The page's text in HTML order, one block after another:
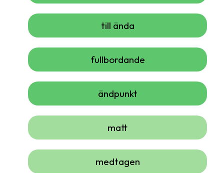
till ända
fullbordande
ändpunkt
matt
medtagen